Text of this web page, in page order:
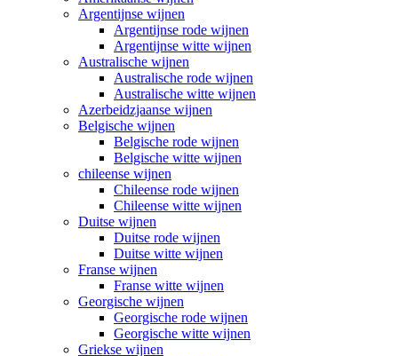
Argentijnse wijnen
Argentijnse rode wijnen
Argentijnse witte wijnen
Australische wijnen
Australische rode wijnen
Australische witte wijnen
Azerbeidzjaanse wijnen
Belgische wijnen
Belgische rode wijnen
Belgische witte wijnen
chileense wijnen
Chileense rode wijnen
Chileense witte wijnen
Duitse wijnen
Duitse rode wijnen
Duitse witte wijnen
Franse wijnen
Franse witte wijnen
Georgische wijnen
Georgische rode wijnen
Georgische witte wijnen
Griekse wijnen